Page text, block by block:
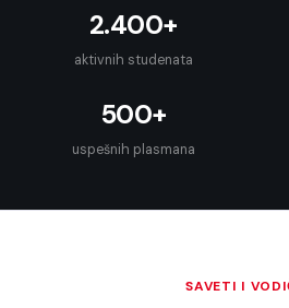
2.400+
aktivnih studenata
500+
uspešnih plasmana
SAVETI I